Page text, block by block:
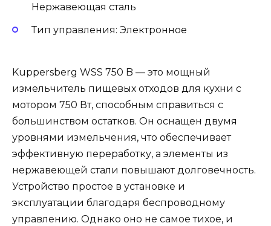
Нержавеющая сталь
Тип управления: Электронное
Kuppersberg WSS 750 B — это мощный
измельчитель пищевых отходов для кухни с
мотором 750 Вт, способным справиться с
большинством остатков. Он оснащен двумя
уровнями измельчения, что обеспечивает
эффективную переработку, а элементы из
нержавеющей стали повышают долговечность.
Устройство простое в установке и
эксплуатации благодаря беспроводному
управлению. Однако оно не самое тихое, и